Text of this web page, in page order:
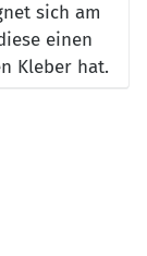
sich am
einen
Kleber hat.